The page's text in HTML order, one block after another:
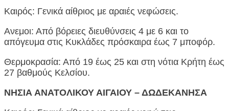
Καιρός: Γενικά αίθριος με αραιές νεφώσεις.
Ανεμοι: Από βόρειες διευθύνσεις 4 με 6 και το
απόγευμα στις Κυκλάδες πρόσκαιρα έως 7 μποφόρ.
Θερμοκρασία: Από 19 έως 25 και στη νότια Κρήτη έως
27 βαθμούς Κελσίου.
ΝΗΣΙΑ ΑΝΑΤΟΛΙΚΟΥ ΑΙΓΑΙΟΥ – ΔΩΔΕΚΑΝΗΣΑ